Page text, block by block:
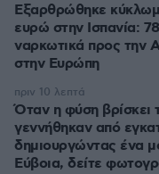
Εξαρθρώθηκε
ευρώ στην Ισπανία:
ναρκωτικά προς την
στην Ευρώπη
Όταν η φύση βρίσκει
γεννήθηκαν από
δημιουργώντας ένα
Εύβοια, δείτε
πριν 10 λεπτά